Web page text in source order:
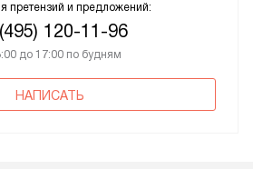
претензий и предложений:
120-11-96
до 17:00 по будням
НАПИСАТЬ